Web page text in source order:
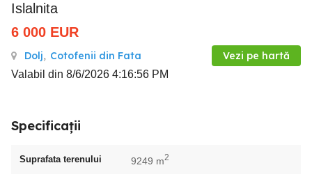
Islalnita
6 000 EUR
Dolj, Cotofenii din Fata Vezi pe hartă
Valabil din 8/6/2026 4:16:56 PM
Specificații
Suprafata terenului 9249 m2